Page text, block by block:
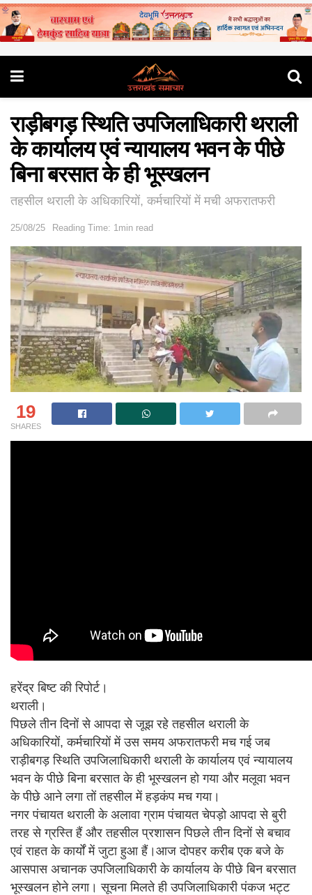
राड़ीबगड़ स्थिति उपजिलाधिकारी थराली
के कार्यालय एवं न्यायालय भवन के पीछे
बिना बरसात के ही भूस्खलन
तहसील थराली के अधिकारियों, कर्मचारियों में मची अफरातफरी
25/08/25 Reading Time: 1min read
19
SHARES
हरेंद्र बिष्ट की रिपोर्ट।
थराली।
पिछले तीन दिनों से आपदा से जूझ रहे तहसील थराली के
अधिकारियों, कर्मचारियों में उस समय अफरातफरी मच गई जब
राड़ीबगड़ स्थिति उपजिलाधिकारी थराली के कार्यालय एवं न्यायालय
भवन के पीछे बिना बरसात के ही भूस्खलन हो गया और मलूवा भवन
के पीछे आने लगा तों तहसील में हड़कंप मच गया।
नगर पंचायत थराली के अलावा ग्राम पंचायत चेपड़ो आपदा से बुरी
तरह से ग्रस्ति हैं और तहसील प्रशासन पिछले तीन दिनों से बचाव
एवं राहत के कार्यों में जुटा हुआ हैं।आज दोपहर करीब एक बजे के
आसपास अचानक उपजिलाधिकारी के कार्यालय के पीछे बिन बरसात
भूस्खलन होने लगा। सूचना मिलते ही उपजिलाधिकारी पंकज भट्ट